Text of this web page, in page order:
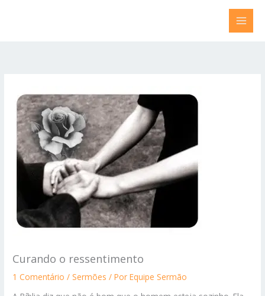
Curando o ressentimento
1 Comentário /Sermões / PorEquipe Sermão